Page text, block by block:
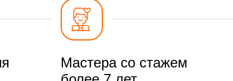
Мастера со стажем